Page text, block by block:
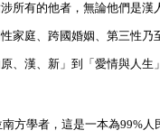
所有的他者，無論他們是
家庭、跨國婚姻、第三性乃
、漢、新」到「愛情與人
南方學者，這是一本為99%人